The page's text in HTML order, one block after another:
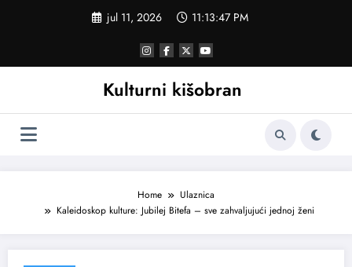
jul 11, 2026 11:13:48 PM
Kulturni kišobran
Home
Ulaznica
Kaleidoskop kulture: Jubilej Bitefa – sve zahvaljujući jednoj ženi